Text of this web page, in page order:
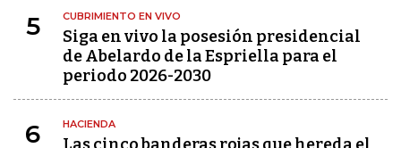
5 CUBRIMIENTO EN VIVO
Siga en vivo la posesión presidencial
de Abelardo de la Espriella para el
periodo 2026-2030
6 HACIENDA